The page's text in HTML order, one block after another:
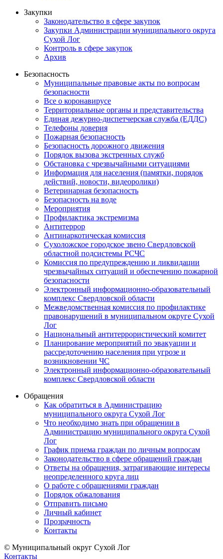
Закупки
Законодательство в сфере закупок
Закупки Администрации муниципального округа
Сухой Лог
Контроль в сфере закупок
Архив
Безопасность
Муниципальные правовые акты по вопросам
безопасности
Все о коронавирусе
Территориальные органы и представительства
Единая дежурно-диспетчерская служба (ЕДДС)
Телефоны доверия
Пожарная безопасность
Безопасность дорожного движения
Порядок вызова экстренных служб
Обстановка с чрезвычайными ситуациями
Информация для населения (памятки, порядок
действий, новости, видеоролики)
Ветеринарная безопасность
Безопасность на воде
Мероприятия
Профилактика экстремизма
Антитеррор
Антинаркотическая комиссия
Сухоложское городское звено Свердловской
областной подсистемы РСЧС
Комиссия по предупреждению и ликвидации
чрезвычайных ситуаций и обеспечению пожарной
безопасности
Электронный информационно-образовательный
комплекс Cвердловской области
Межведомственная комиссия по профилактике
правонарушений в муниципальном округе Сухой
Лог
Национальный антитеррористический комитет
Планирование мероприятий по эвакуации и
рассредоточению населения при угрозе и
возникновении ЧС
Электронный информационно-образовательный
комплекс Свердловской области
Обращения
Как обратиться в Администрацию
муниципального округа Сухой Лог
Что необходимо знать при обращении в
Администрацию муниципального округа Сухой
Лог
График приема граждан по личным вопросам
Законодательство в сфере обращений граждан
Ответы на обращения, затрагивающие интересы
неопределенного круга лиц
О работе с обращениями граждан
Порядок обжалования
Отправить письмо
Личный кабинет
Прозрачность
Контакты
© Муниципальный округ Сухой Лог
Контакты